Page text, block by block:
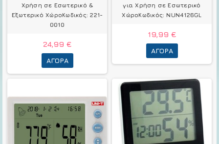
Χρήση σε Εσωτερικό &
Εξωτερικό ΧώροΚωδικός: 221-
0010
24,99 €
ΑΓΟΡΆ
για Χρήση σε Εσωτερικό
ΧώροΚωδικός: NUN4126GL
19,99 €
ΑΓΟΡΆ